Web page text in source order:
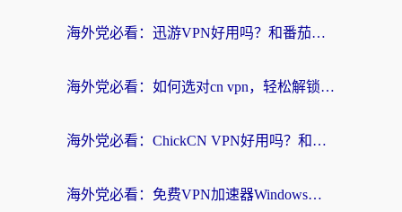
海外党必看：迅游VPN好用吗？和番茄加速器VPN对比哪个回国效果更好？
海外党必看：如何选对cn vpn，轻松解锁国内影音游戏？
海外党必看：ChickCN VPN好用吗？和星河VPN对比哪个回国效果更好？附真实体验+避坑指南
海外党必看：免费VPN加速器Windows版怎么选？附真实测评与无缝访问国内资源指南